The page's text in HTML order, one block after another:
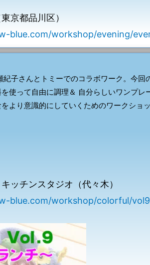
京都品川区）
blue.com/workshop/evening/
子さんとトミーでのコラボワーク。今回
使って自由に調理＆ 自分らしいワンプレ
より意識的にしていくためのワークショッ
ッチンスタジオ（代々木）
blue.com/workshop/colorful/